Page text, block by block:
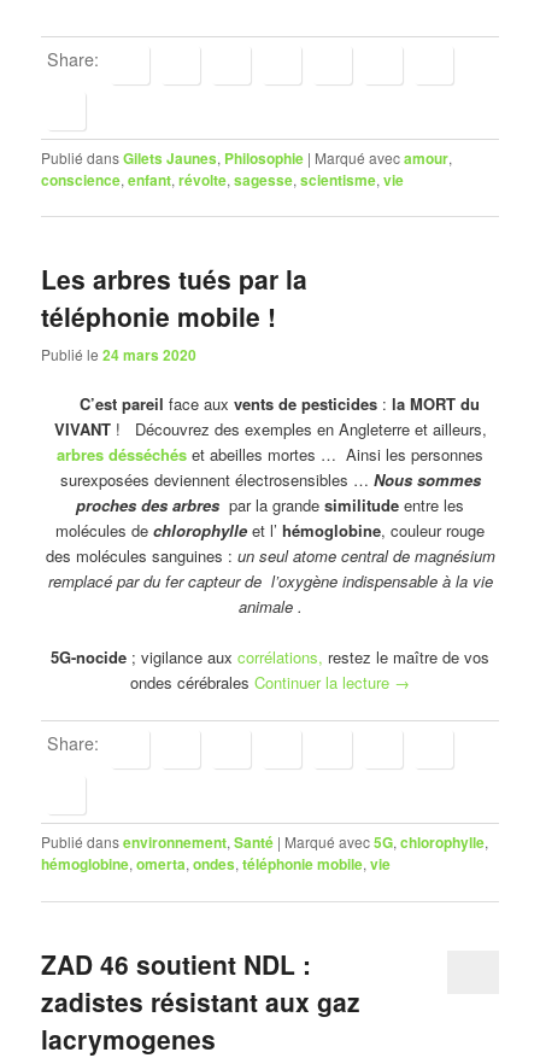
Share:
Publié dansGilets Jaunes, Philosophie | Marqué avecamour,
conscience,enfant,révolte,sagesse,scientisme,vie
Les arbres tués par la
téléphonie mobile !
Publié le24 mars 2020
C’est pareil face aux vents de pesticides : la MORT du
VIVANT! Découvrez des exemples en Angleterre et ailleurs,
arbres désséchés et abeilles mortes … Ainsi les personnes
surexposées deviennent électrosensibles … Nous sommes
proches des arbres par la grande similitude entre les
molécules de chlorophylle et l’ hémoglobine, couleur rouge
des molécules sanguines : un seul atome central de magnésium
remplacé par du fer capteur de l’oxygène indispensable à la vie
animale .
5G-nocide ; vigilance aux corrélations, restez le maître de vos
ondes cérébrales Continuer la lecture →
Share:
Publié dansenvironnement,Santé | Marqué avec5G,chlorophylle,
hémoglobine,omerta,ondes,téléphonie mobile,vie
ZAD 46 soutient NDL :
zadistes résistant aux gaz
lacrymogenes